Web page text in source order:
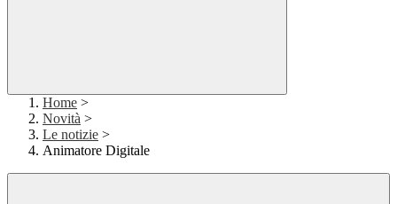
Home >
Novità >
Le notizie >
Animatore Digitale